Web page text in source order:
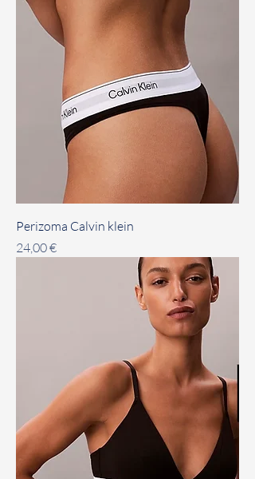
Perizoma Calvin klein
Prezzo
24,00 €